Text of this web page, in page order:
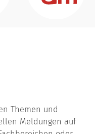
Themen und
Meldungen auf